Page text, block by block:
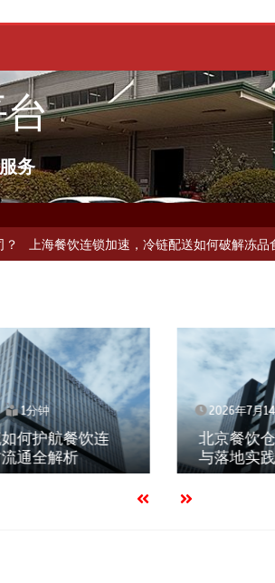
务
锁加速，冷链配送如何破解冻品食材流通难题？
1分钟
体化的核心价值
析
2026年7月
武汉冻品
效、低成